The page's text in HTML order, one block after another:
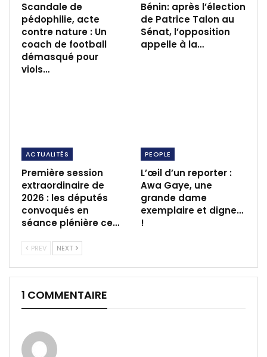
Scandale de
pédophilie, acte
contre nature : Un
coach de football
démasqué pour
viols…
Bénin: après l’élection
de Patrice Talon au
Sénat, l’opposition
appelle à la…
ACTUALITÉS
Première session
extraordinaire de
2026 : les députés
convoqués en
séance plénière ce…
PEOPLE
L’œil d’un reporter :
Awa Gaye, une
grande dame
exemplaire et digne…
!
PREV NEXT
1 COMMENTAIRE